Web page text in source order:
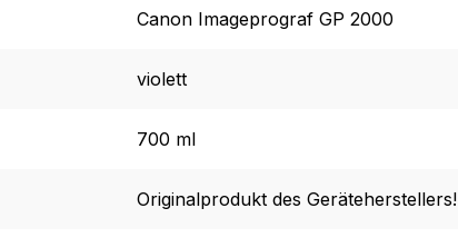
Canon Imageprograf GP 2000
violett
700 ml
Originalprodukt des Geräteherstellers!